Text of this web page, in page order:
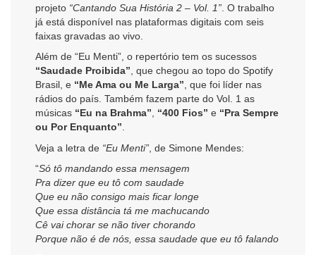
projeto “Cantando Sua História 2 – Vol. 1” . O trabalho
já está disponível nas plataformas digitais com seis
faixas gravadas ao vivo.
Além de “Eu Menti”, o repertório tem os sucessos
“Saudade Proibida” , que chegou ao topo do Spotify
Brasil, e “Me Ama ou Me Larga” , que foi líder nas
rádios do país. Também fazem parte do Vol. 1 as
músicas “Eu na Brahma” “400 Fios” e “Pra Sempre
ou Por Enquanto”
Veja a letra de “Eu Menti” , de Simone Mendes:
“Só tô mandando essa mensagem
Pra dizer que eu tô com saudade
Que eu não consigo mais ficar longe
Que essa distância tá me machucando
Cê vai chorar se não tiver chorando
Porque não é de nós, essa saudade que eu tô falando